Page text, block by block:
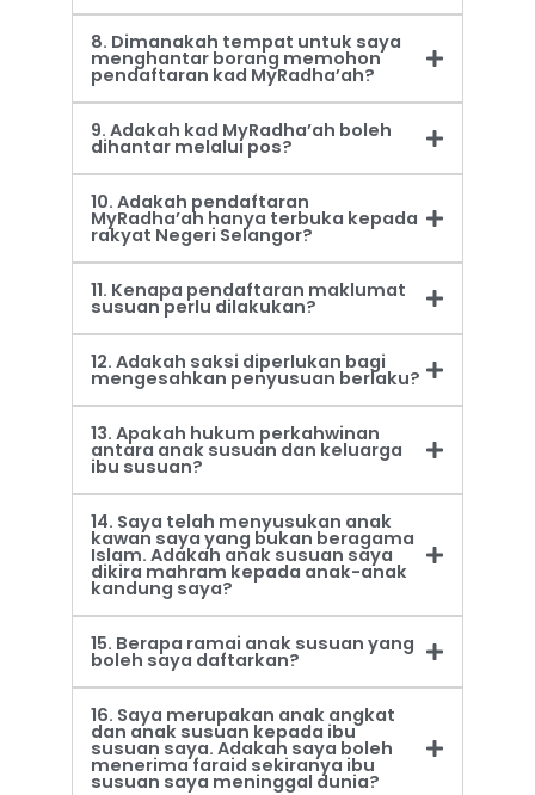
8. Dimanakah tempat untuk saya
menghantar borang memohon
pendaftaran kad MyRadha’ah?
9. Adakah kad MyRadha’ah boleh
dihantar melalui pos?
10. Adakah pendaftaran
MyRadha’ah hanya terbuka kepada
rakyat Negeri Selangor?
11. Kenapa pendaftaran maklumat
susuan perlu dilakukan?
12. Adakah saksi diperlukan bagi
mengesahkan penyusuan berlaku?
13. Apakah hukum perkahwinan
antara anak susuan dan keluarga
ibu susuan?
14. Saya telah menyusukan anak
kawan saya yang bukan beragama
Islam. Adakah anak susuan saya
dikira mahram kepada anak-anak
kandung saya?
15. Berapa ramai anak susuan yang
boleh saya daftarkan?
16. Saya merupakan anak angkat
dan anak susuan kepada ibu
susuan saya. Adakah saya boleh
menerima faraid sekiranya ibu
susuan saya meninggal dunia?